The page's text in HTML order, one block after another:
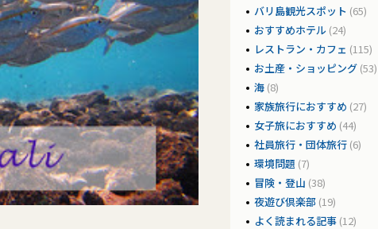
バリ島観光スポット (65)
おすすめホテル (24)
レストラン・カフェ (115)
お土産・ショッピング (53)
海 (8)
家族旅行におすすめ (27)
女子旅におすすめ (44)
社員旅行・団体旅行 (6)
環境問題 (7)
冒険・登山 (38)
夜遊び倶楽部 (19)
よく読まれる記事 (12)